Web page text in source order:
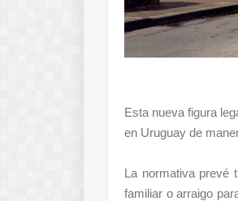
Esta nueva figura
en Uruguay de
La normativa prevé
familiar o arraigo